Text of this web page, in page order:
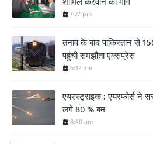
7:27 pm
तनाव के बाद पाकिस्तान से
पहुंची समझौता एक्सप्रेस
6:12 pm
एयरस्ट्राइक : एयरफोर्स ने
लगे 80 % बम
8:40 am